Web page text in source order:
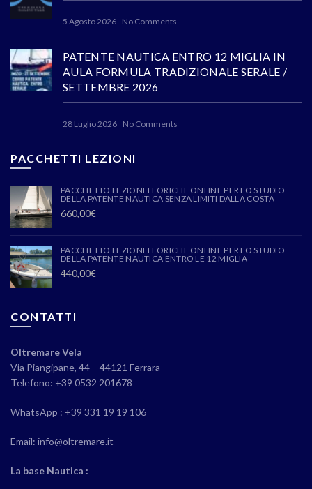
5 Agosto 2026 No Comments
PATENTE NAUTICA ENTRO 12 MIGLIA IN
AULA FORMULA TRADIZIONALE SERALE /
SETTEMBRE 2026
28 Luglio 2026 No Comments
PACCHETTI LEZIONI
PACCHETTO LEZIONI TEORICHE ONLINE PER LO STUDIO
DELLA PATENTE NAUTICA SENZA LIMITI DALLA COSTA
660,00€
PACCHETTO LEZIONI TEORICHE ONLINE PER LO STUDIO
DELLA PATENTE NAUTICA ENTRO LE 12 MIGLIA
440,00€
CONTATTI
Oltremare Vela
Via Piangipane, 44 – 44121 Ferrara
Telefono: +39 0532 201678
WhatsApp : +39 331 19 19 106
Email: info@oltremare.it
La base Nautica :